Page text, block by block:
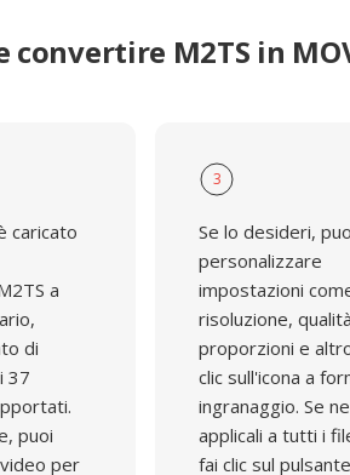
convertire M2TS in
caricato
a
di
37
puoi
per
3
Se lo desideri,
personalizzare
impostazioni
risoluzione,
proporzioni e
clic sull'icona a
ingranaggio. Se
applicali a tutti i
fai clic sul pulsante